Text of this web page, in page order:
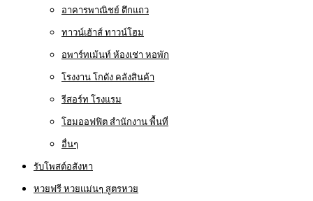
อาคารพาณิชย์ ตึกแถว
ทาวน์เฮ้าส์ ทาวน์โฮม
อพาร์ทเม้นท์ ห้องเช่า หอพัก
โรงงาน โกดัง คลังสินค้า
รีสอร์ท โรงแรม
โฮมออฟฟิต สำนักงาน พื้นที่
อื่นๆ
รับโพสต์อสังหา
หวยฟรี หวยแม่นๆ สูตรหวย